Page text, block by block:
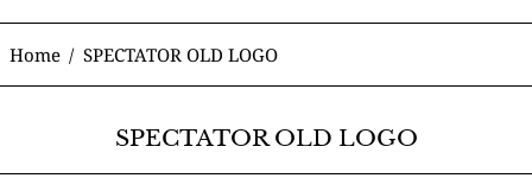
Home / SPECTATOR OLD LOGO
SPECTATOR OLD LOGO